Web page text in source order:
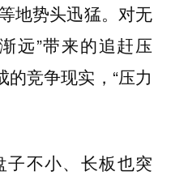
地势头迅猛。对无
远”带来的追赶压
的竞争现实，“压力
不小、长板也突